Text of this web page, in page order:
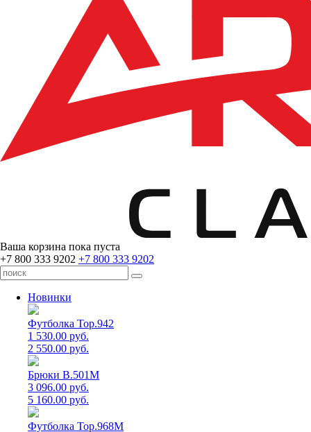
Ваша корзина пока пуста
+7 800 333 9202 +7 800 333 9202
Новинки
Футболка Top.942
1 530.00 руб.
2 550.00 руб.
Брюки B.501M
3 096.00 руб.
5 160.00 руб.
Футболка Top.968M